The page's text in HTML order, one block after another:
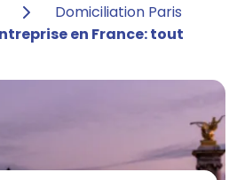
Domiciliation Paris
en France: tout